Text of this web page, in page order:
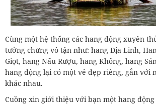
Cùng một hệ thống các hang động xuyên
tưởng chừng vô tận như: hang Địa Linh,
Giọt, hang Nấu Rượu, hang Khống, hang
hang động lại có một vẻ đẹp riêng, gắn với
khác nhau.
Cuồng xin giới thiệu với bạn một hang